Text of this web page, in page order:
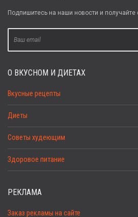
Подпишитесь на наши новости и
О ВКУСНОМ И ДИЕТАХ
Вкусные рецепты
Диеты
Советы худеющим
Здоровое питание
РЕКЛАМА
Заказ рекламы на сайте